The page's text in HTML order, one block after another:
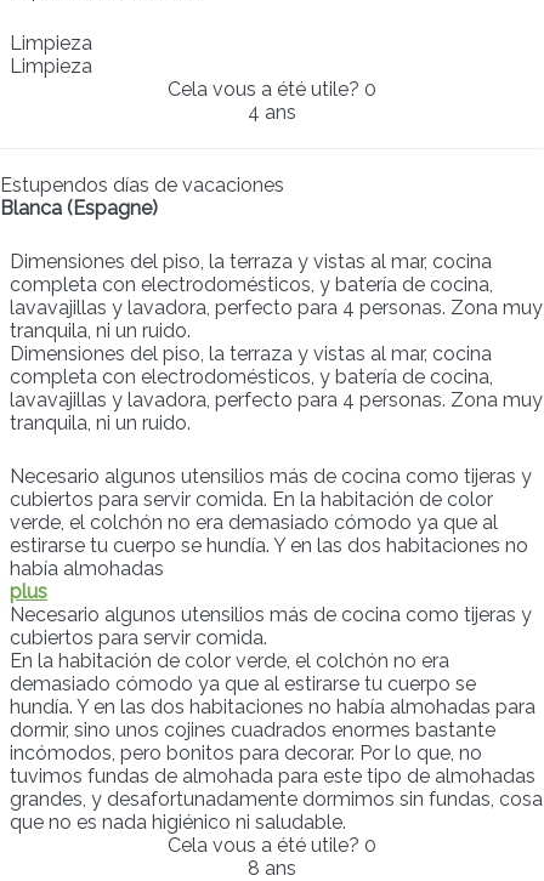
Limpieza
Limpieza
Cela vous a été utile? 0
4 ans
Estupendos días de vacaciones
Blanca (Espagne)
Dimensiones del piso, la terraza y vistas al mar, cocina
completa con electrodomésticos, y batería de cocina,
lavavajillas y lavadora, perfecto para 4 personas. Zona muy
tranquila, ni un ruido.
Dimensiones del piso, la terraza y vistas al mar, cocina
completa con electrodomésticos, y batería de cocina,
lavavajillas y lavadora, perfecto para 4 personas. Zona muy
tranquila, ni un ruido.
Necesario algunos utensilios más de cocina como tijeras y
cubiertos para servir comida. En la habitación de color
verde, el colchón no era demasiado cómodo ya que al
estirarse tu cuerpo se hundía. Y en las dos habitaciones no
había almohadas
plus
Necesario algunos utensilios más de cocina como tijeras y
cubiertos para servir comida.
En la habitación de color verde, el colchón no era
demasiado cómodo ya que al estirarse tu cuerpo se
hundía. Y en las dos habitaciones no había almohadas para
dormir, sino unos cojines cuadrados enormes bastante
incómodos, pero bonitos para decorar. Por lo que, no
tuvimos fundas de almohada para este tipo de almohadas
grandes, y desafortunadamente dormimos sin fundas, cosa
que no es nada higiénico ni saludable.
Cela vous a été utile? 0
8 ans